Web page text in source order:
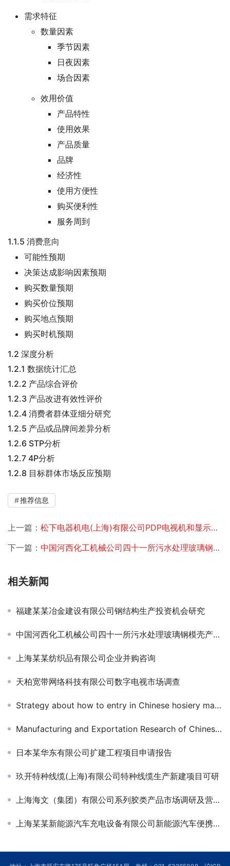
需求特征
数量因素
季节因素
日夜因素
场合因素
效用价值
产品特性
使用效果
产品质量
品牌
经济性
使用方便性
购买便利性
服务周到
1.1.5 消费意向
可能性预期
决策达成影响因素预期
购买数量预期
购买价位预期
购买地点预期
购买时机预期
1.2 深度分析
1.2.1 数据统计汇总
1.2.2 产品综合评价
1.2.3 产品改进有效性评价
1.2.4 消费者群体亚细分研究
1.2.5 产品或品牌间差异分析
1.2.6 STP分析
1.2.7 4P分析
1.2.8 目标群体市场反应预期
推荐信息
上一篇： 松下电器机电(上海)有限公司PDP电视机和显示器市场调研
下一篇： 中国河西化工机械公司四十一所污水处理玻璃钢模壳产品市场调查
相关新闻
福建某某冶金建设有限公司钢结构生产投资机会研究
中国河西化工机械公司四十一所污水处理玻璃钢模壳产品市场调查
上海某某纺织品有限公司企业并购咨询
天柏宽带网络科技有限公司数字电视市场调查
Strategy about how to entry in Chinese hosiery market
Manufacturing and Exportation Research of Chinese Andirons for L-ferg International
日本某华东有限公司扩建工程项目申请报告
玖开特种线缆(上海)有限公司特种线缆生产新建项目可研
上海海文（集团）有限公司系列胶类产品市场调研及营销咨询
上海某某新能源汽车充电设备有限公司新能源汽车便携式充电器可行性研究